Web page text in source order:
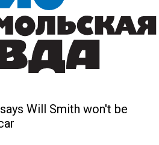
Will Smith won't be